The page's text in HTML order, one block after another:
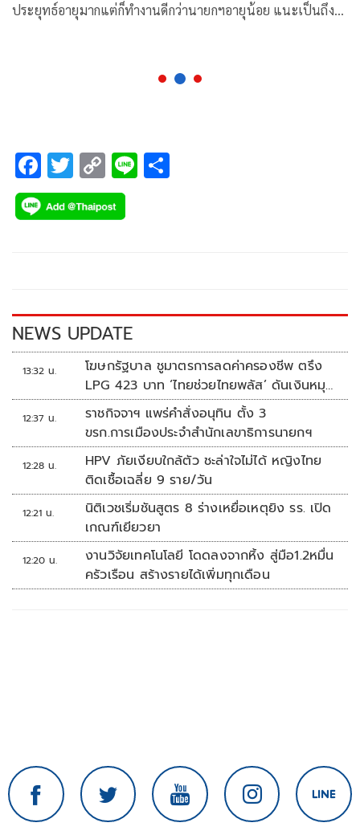
ประยุทธ์อายุมากแต่ก็ทำงานดีกว่านายกฯอายุน้อย แนะเป็นถึง
F
ac
e
k
T
wi
tt
C
o
p
k
Li
NEWS UPDATE
13:32 น.
โฆษกรัฐบาล ชูมาตรการลดค่าครองชีพ ตรึง
LPG 423 บาท ‘ไทยช่วยไทยพลัส’ ดันเงินหมุน
แสนล้าน
12:37 น.
ราชกิจจาฯ แพร่คำสั่งอนุทิน ตั้ง 3
ขรก.การเมืองประจำสำนักเลขาธิการนายกฯ
12:28 น.
HPV ภัยเงียบใกล้ตัว ชะล่าใจไม่ได้ หญิงไทย
ติดเชื้อเฉลี่ย 9 ราย/วัน
12:21 น.
นิติเวชเริ่มชันสูตร 8 ร่างเหยื่อเหตุยิง รร. เปิด
เกณฑ์เยียวยา
12:20 น.
งานวิจัยเทคโนโลยี โดดลงจากหิ้ง สู่มือ1.2หมื่น
ครัวเรือน สร้างรายได้เพิ่มทุกเดือน